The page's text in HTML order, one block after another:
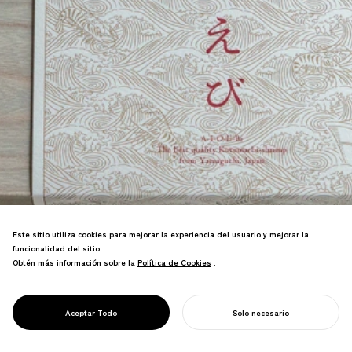
PROJECT
AIOEBI
Marca premium de langostinos kuruma
industria regional que aprovechó el
acuicultura de langostinos y su
patrimonio pionero.
Este sitio utiliza cookies para mejorar la experiencia del usuario y mejorar la
funcionalidad del sitio.
Obtén más información sobre la Política de Cookies
Política de Cookies .
Aceptar Todo Solo necesario